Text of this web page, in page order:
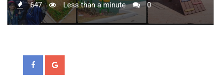
647
Less than a minute 0